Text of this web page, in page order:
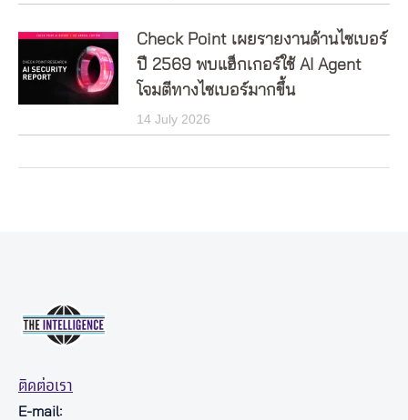
Check Point เผยรายงานด้านไซเบอร์
ปี 2569 พบแฮ็กเกอร์ใช้ AI Agent
โจมตีทางไซเบอร์มากขึ้น
14 July 2026
ติดต่อเรา
E-mail: